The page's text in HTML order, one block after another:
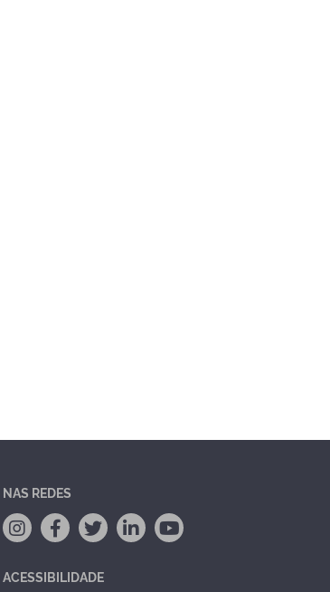
NAS REDES
ACESSIBILIDADE